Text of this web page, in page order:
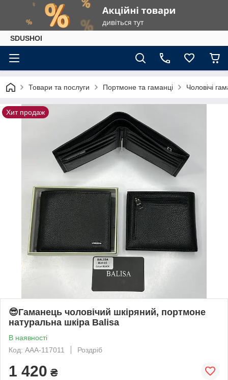
SDUSHOI
Товари та послуги Портмоне та гаманці Чоловічі
Хит продаж
😎Гаманець чоловічий шкіряний, портмоне
натуральна шкіра Balisa
В наявності
Код: AAA-117011
Роздріб
1 420 ₴